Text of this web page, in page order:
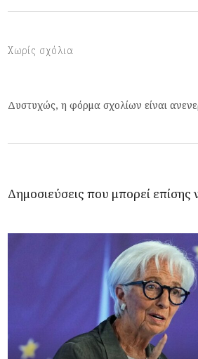
Χωρίς σχόλια
Δυστυχώς, η φόρμα σχολίων είναι
Δημοσιεύσεις που μπορεί